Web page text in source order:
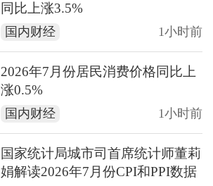
同比上涨3.5%
国内财经 1小时前
2026年7月份居民消费价格同比上
涨0.5%
国内财经 1小时前
国家统计局城市司首席统计师董莉
娟解读2026年7月份CPI和PPI数据